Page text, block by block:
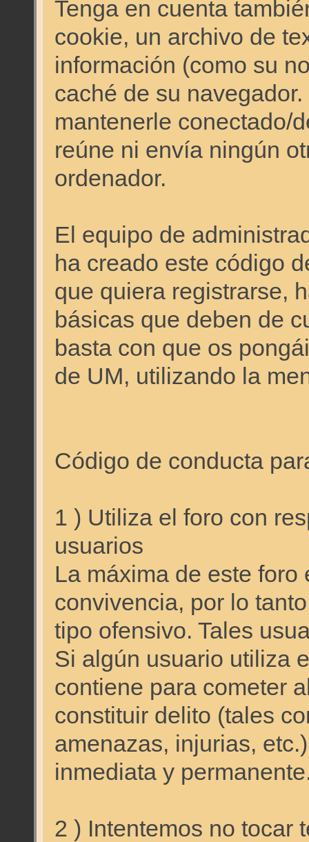
Tenga en cuenta
cookie, un archivo de
información (como su
caché de su
mantenerle conectado/
reúne ni envía ningún
ordenador.
El equipo de
ha creado este código
que quiera registrarse,
básicas que deben de
basta con que os
de UM, utilizando la
Código de conducta
1 ) Utiliza el foro con
usuarios
La máxima de este
convivencia, por lo
tipo ofensivo. Tales
Si algún usuario utiliza
contiene para cometer
constituir delito (tales
amenazas, injurias,
inmediata y
2 ) Intentemos no tocar